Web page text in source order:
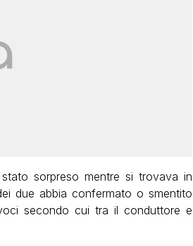
sorpreso mentre si trovava in
due abbia confermato o smentito
secondo cui tra il conduttore e